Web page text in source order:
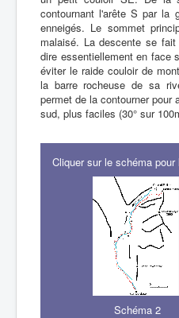
contournant l'arête S par la
enneigés. Le sommet
malaisé. La descente se
dire essentiellement en face
éviter le raide couloir de
la barre rocheuse de sa
permet de la contourner pour
sud, plus faciles (30° sur
Cliquer sur le schéma pour
Schéma 2